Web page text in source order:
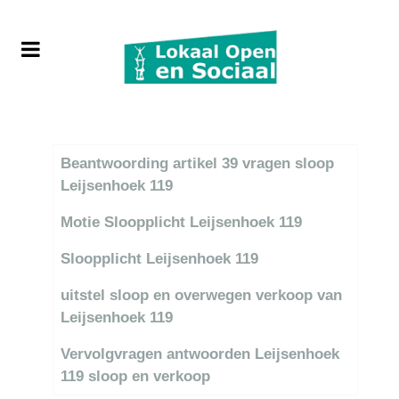
Titel
Beantwoording artikel 39 vragen sloop
Leijsenhoek 119
Motie Sloopplicht Leijsenhoek 119
Sloopplicht Leijsenhoek 119
uitstel sloop en overwegen verkoop van
Leijsenhoek 119
Vervolgvragen antwoorden Leijsenhoek
119 sloop en verkoop